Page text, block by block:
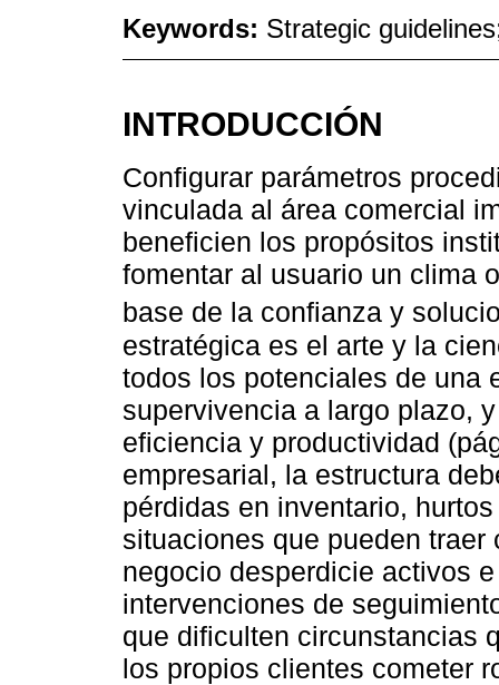
Keywords: Strategic
INTRODUCCIÓN
Configurar parámetros
vinculada al área comercial
beneficien los propósitos
fomentar al usuario un clima
base de la confianza y
estratégica es el arte y la
todos los potenciales de una
supervivencia a largo plazo,
eficiencia y productividad
empresarial, la estructura
pérdidas en inventario,
situaciones que pueden
negocio desperdicie activos
intervenciones de
que dificulten circunstancias
los propios clientes cometer